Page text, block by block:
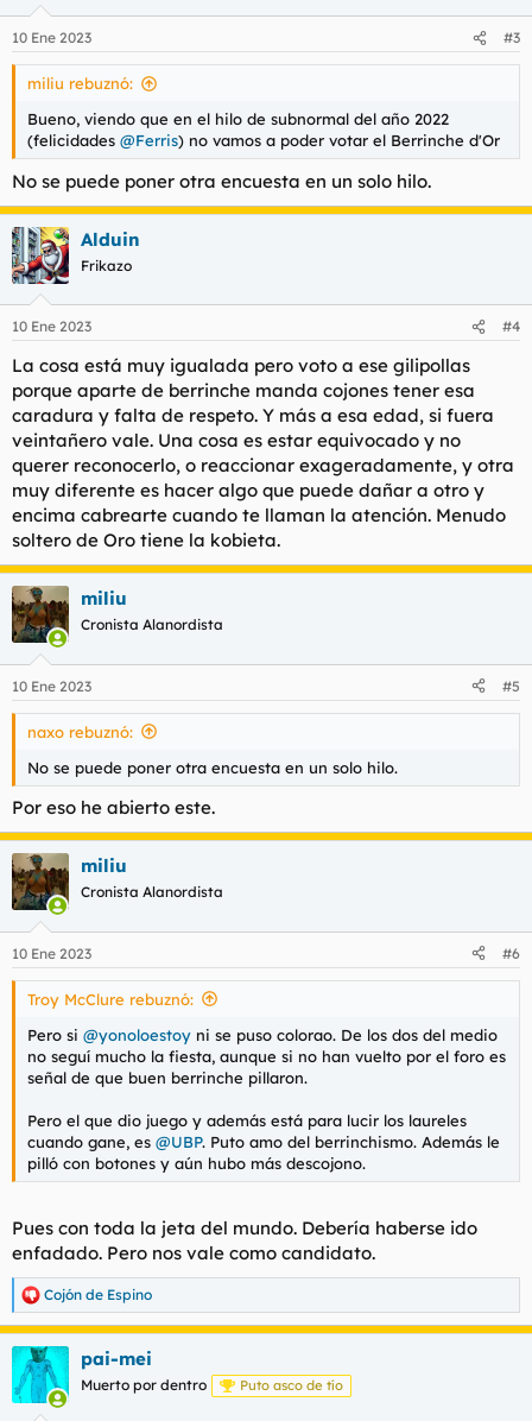
e
s
10 Ene 2023 #3
miliu rebuznó:
Bueno, viendo que en el hilo de subnormal del año 2022
(felicidades @Ferris) no vamos a poder votar el Berrinche d'Or
No se puede poner otra encuesta en un solo hilo.
Alduin
Frikazo
10 Ene 2023 #4
La cosa está muy igualada pero voto a ese gilipollas
porque aparte de berrinche manda cojones tener esa
caradura y falta de respeto. Y más a esa edad, si fuera
veintañero vale. Una cosa es estar equivocado y no
querer reconocerlo, o reaccionar exageradamente, y otra
muy diferente es hacer algo que puede dañar a otro y
encima cabrearte cuando te llaman la atención. Menudo
soltero de Oro tiene la kobieta.
miliu
Cronista Alanordista
10 Ene 2023 #5
naxo rebuznó:
No se puede poner otra encuesta en un solo hilo.
Por eso he abierto este.
miliu
Cronista Alanordista
10 Ene 2023 #6
Troy McClure rebuznó:
Pero si @yonoloestoy ni se puso colorao. De los dos del medio
no seguí mucho la fiesta, aunque si no han vuelto por el foro es
señal de que buen berrinche pillaron.
Pero el que dio juego y además está para lucir los laureles
cuando gane, es @UBP. Puto amo del berrinchismo. Además le
pilló con botones y aún hubo más descojono.
Pues con toda la jeta del mundo. Debería haberse ido
enfadado. Pero nos vale como candidato.
R
e
c
c
i
Cojón de Espino
pai-mei
Muerto por dentro Puto asco de tío